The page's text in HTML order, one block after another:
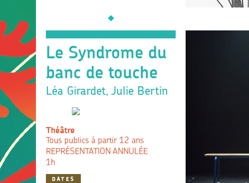
Le Syndrome du
banc de touche
Léa Girardet, Julie Bertin
Théâtre
Tous publics à partir 12 ans
REPRÉSENTATION ANNULÉE
1h
DATES